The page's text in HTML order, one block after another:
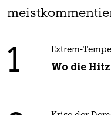
1 Extrem-
Wo die